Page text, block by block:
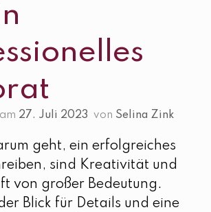
27. Juli 2023 von Selina Zink
geht, ein erfolgreiches
sind Kreativität und
von großer Bedeutung.
Blick für Details und eine